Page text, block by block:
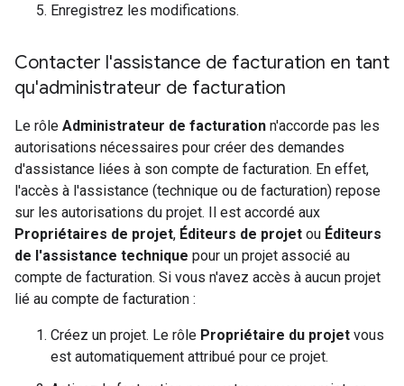
Enregistrez les modifications.
Contacter l'assistance de facturation en tant
qu'administrateur de facturation
Le rôle Administrateur de facturation n'accorde pas les
autorisations nécessaires pour créer des demandes
d'assistance liées à son compte de facturation. En effet,
l'accès à l'assistance (technique ou de facturation) repose
sur les autorisations du projet. Il est accordé aux
Propriétaires de projet, Éditeurs de projet ou Éditeurs
de l'assistance technique pour un projet associé au
compte de facturation. Si vous n'avez accès à aucun projet
lié au compte de facturation :
Créez un projet. Le rôle Propriétaire du projet vous
est automatiquement attribué pour ce projet.